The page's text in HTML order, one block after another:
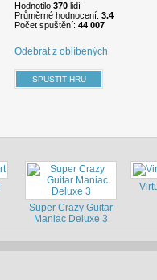
Hodnotilo 370 lidí
Průměrné hodnocení: 3.4
Počet spuštění: 44 007
Odebrat z oblíbených
Super Crazy Guitar
Maniac Deluxe 3